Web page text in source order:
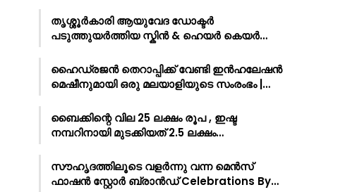
തൃശ്ശൂർകാരി ആയുവേദ ഡോക്ടർ
പടുത്തുയർത്തിയ സ്കിൻ & ഹെയർ കെയർ…
ഹൈഡ്രജൻ തെറാപ്പിക്ക് വേണ്ടി ഇൻഹലേഷൻ
മെഷീനുമായി ഒരു മലയാളിയുടെ സംരംഭം |…
ബൈക്കിന്റെ വില 25 ലക്ഷം രൂപ , ഇഷ്ട
നമ്പറിനായി മുടക്കിയത് 2.5 ലക്ഷം…
സൗഹൃദത്തിലൂടെ വളർന്നു വന്ന മെൻസ്
ഫാഷൻ സ്റ്റോർ ബ്രാൻഡ് Celebrations By…